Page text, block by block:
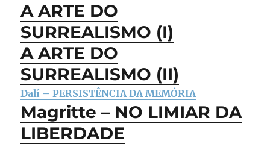
A ARTE DO
SURREALISMO (I)
A ARTE DO
SURREALISMO (II)
Dalí – PERSISTÊNCIA DA MEMÓRIA
Magritte – NO LIMIAR DA
LIBERDADE